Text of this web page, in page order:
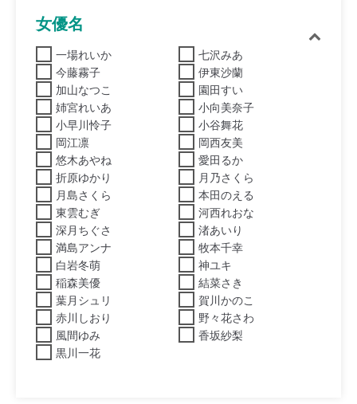
女優名
一場れいか
七沢みあ
今藤霧子
伊東沙蘭
加山なつこ
園田すい
姉宮れいあ
小向美奈子
小早川怜子
小谷舞花
岡江凛
岡西友美
悠木あやね
愛田るか
折原ゆかり
月乃さくら
月島さくら
本田のえる
東雲むぎ
河西れおな
深月ちぐさ
渚あいり
満島アンナ
牧本千幸
白岩冬萌
神ユキ
稲森美優
結菜さき
葉月シュリ
賀川かのこ
赤川しおり
野々花さわ
風間ゆみ
香坂紗梨
黒川一花